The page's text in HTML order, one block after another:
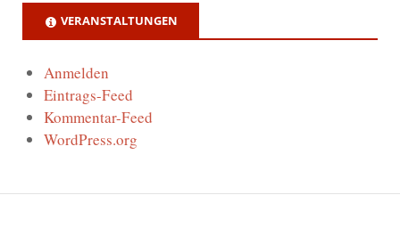
VERANSTALTUNGEN
Anmelden
Eintrags-Feed
Kommentar-Feed
WordPress.org